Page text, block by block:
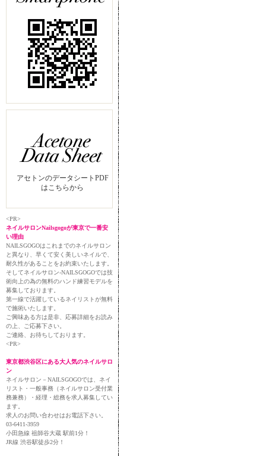
アセトンのデータシートPDF
はこちらから
<PR>
ネイルサロンNailsgogoが東京で一番安
い理由
NAILSGOGOはこれまでのネイルサロン
と異なり、早くて安く美しいネイルで、
耐久性があることをお約束いたします。
そしてネイルサロン-NAILSGOGOでは技
術向上の為の無料のハンド練習モデルを
募集しております。
第一線で活躍しているネイリストが無料
で施術いたします。
ご興味ある方は是非、応募詳細をお読み
の上、ご応募下さい。
ご連絡、お待ちしております。
<PR>
東京都渋谷区にある大人気のネイルサロ
ン
ネイルサロン－NAILSGOGOでは、ネイ
リスト・一般事務（ネイルサロン受付業
務兼務）・経理・総務を求人募集してい
ます。
求人のお問い合わせはお電話下さい。
03-6411-3959
小田急線 祖師谷大蔵 駅前1分！
JR線 渋谷駅徒歩2分！